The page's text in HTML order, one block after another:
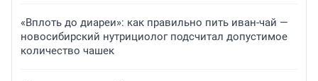
«Вплоть до диареи»: как правильно пить иван-чай —
новосибирский нутрициолог подсчитал допустимое
количество чашек